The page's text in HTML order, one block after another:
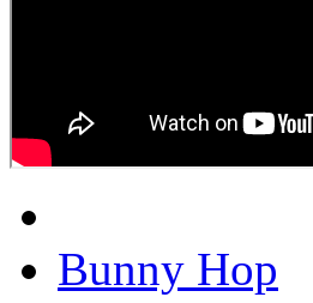
Bunny Hop